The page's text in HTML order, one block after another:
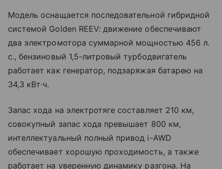
Модель оснащается последовательной гибридной
системой Golden REEV: движение обеспечивают
два электромотора суммарной мощностью 456 л.
с., бензиновый 1,5-литровый турбодвигатель
работает как генератор, подзаряжая батарею на
34,3 кВт·ч.
Запас хода на электротяге составляет 210 км,
совокупный запас хода превышает 800 км,
интеллектуальный полный привод i-AWD
обеспечивает хорошую проходимость, а также
работает на уверенную динамику разгона. На